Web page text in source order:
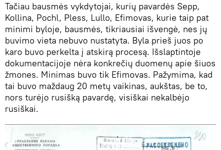
Tačiau bausmės vykdytojai, kurių pavardės Sepp,
Kollina, Pochl, Pless, Lullo, Efimovas, kurie taip pat
minimi byloje, bausmės, tikriausiai išvengė, nes jų
buvimo vieta nebuvo nustatyta. Byla prieš juos po
karo buvo perkelta į atskirą procesą. Išslaptintoje
dokumentacijoje nėra konkrečių duomenų apie šiuos
žmones. Minimas buvo tik Efimovas. Pažymima, kad
tai buvo maždaug 20 metų vaikinas, aukštas, be to,
nors turėjo rusišką pavardę, visiškai nekalbėjo
rusiškai.